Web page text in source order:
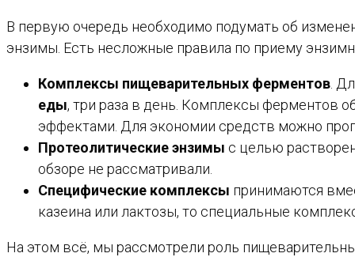
В первую очередь необходимо подумать об
энзимы. Есть несложные правила по приему
Комплексы пищеварительных ферментов.
еды, три раза в день. Комплексы ферментов
эффектами. Для экономии средств можно
Протеолитические энзимы с целью
обзоре не рассматривали.
Специфические комплексы принимаются
казеина или лактозы, то специальные
На этом всё, мы рассмотрели роль